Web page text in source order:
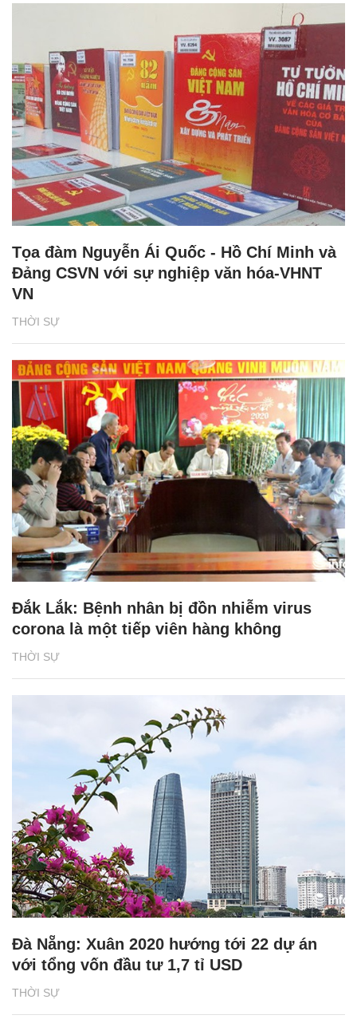
THỜI SỰ
Tọa đàm Nguyễn Ái Quốc - Hồ Chí Minh và
Đảng CSVN với sự nghiệp văn hóa-VHNT
VN
THỜI SỰ
Đắk Lắk: Bệnh nhân bị đồn nhiễm virus
corona là một tiếp viên hàng không
THỜI SỰ
Đà Nẵng: Xuân 2020 hướng tới 22 dự án
với tổng vốn đầu tư 1,7 tỉ USD